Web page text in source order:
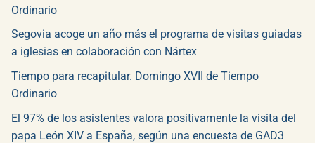
Ordinario
Segovia acoge un año más el programa de visitas guiadas
a iglesias en colaboración con Nártex
Tiempo para recapitular. Domingo XVII de Tiempo
Ordinario
El 97% de los asistentes valora positivamente la visita del
papa León XIV a España, según una encuesta de GAD3